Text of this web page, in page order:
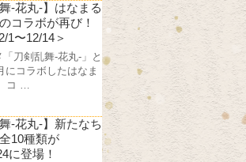
舞-花丸-】はなまる
コラボが再び！
1〜12/14＞
「刀剣乱舞-花丸-」と
にコラボしたはなま
コ …
舞-花丸-】新たなち
10種類が
に登場！